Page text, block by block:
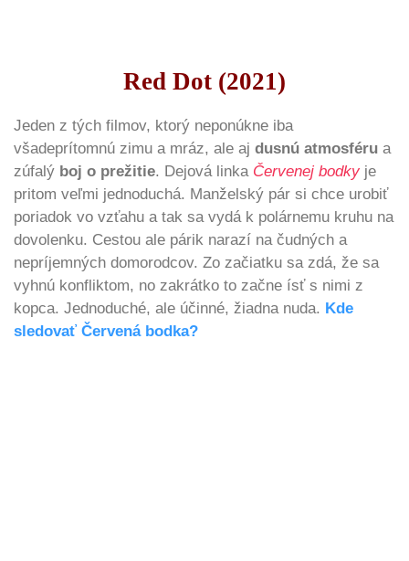
Red Dot (2021)
Jeden z tých filmov, ktorý neponúkne iba
všadeprítomnú zimu a mráz, ale aj dusnú atmosféru a
zúfalý boj o prežitie. Dejová linka Červenej bodky je
pritom veľmi jednoduchá. Manželský pár si chce urobiť
poriadok vo vzťahu a tak sa vydá k polárnemu kruhu na
dovolenku. Cestou ale párik narazí na čudných a
nepríjemných domorodcov. Zo začiatku sa zdá, že sa
vyhnú konfliktom, no zakrátko to začne ísť s nimi z
kopca. Jednoduché, ale účinné, žiadna nuda. Kde
sledovať Červená bodka?